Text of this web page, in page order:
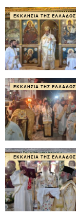
ΕΚΚΛΗΣΊΑ ΤΗΣ ΕΛΛΆΔΟΣ
ΕΚΚΛΗΣΊΑ ΤΗΣ ΕΛΛΆΔΟΣ
ΕΚΚΛΗΣΊΑ ΤΗΣ ΕΛΛΆΔΟΣ